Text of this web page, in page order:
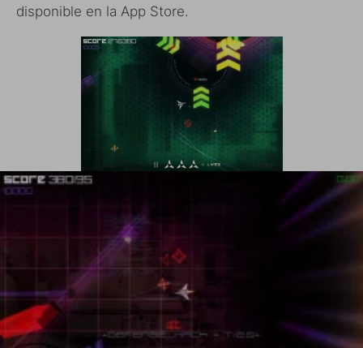
disponible en la App Store.